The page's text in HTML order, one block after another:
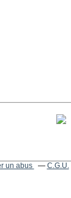
un abus C.G.U.